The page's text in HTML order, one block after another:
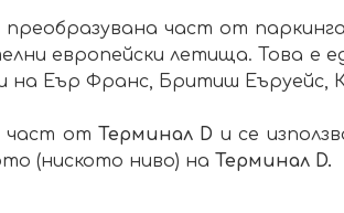
преобразувана част от
европейски летища. Това
на Еър Франс, Бритиш Еъруейс,
част отТерминал D и се
(ниското ниво) на Терминал D.